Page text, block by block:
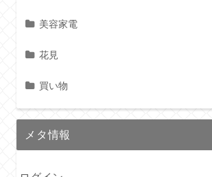
美容家電
花見
買い物
メタ情報